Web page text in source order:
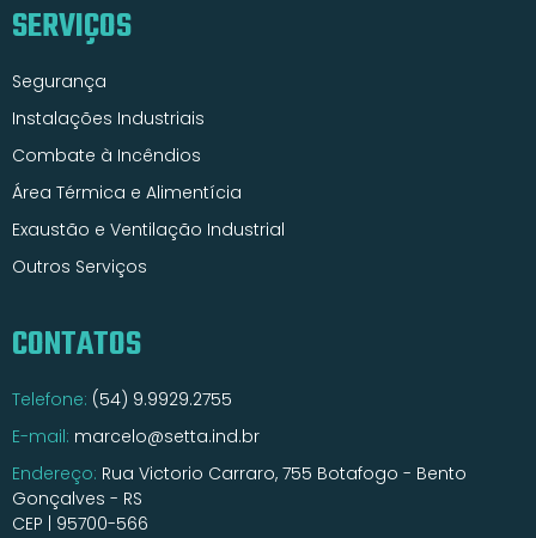
SERVIÇOS
Segurança
Instalações Industriais
Combate à Incêndios
Área Térmica e Alimentícia
Exaustão e Ventilação Industrial
Outros Serviços
CONTATOS
Telefone: (54) 9.9929.2755
E-mail: marcelo@setta.ind.br
Endereço: Rua Victorio Carraro, 755 Botafogo - Bento
Gonçalves - RS
CEP | 95700-566